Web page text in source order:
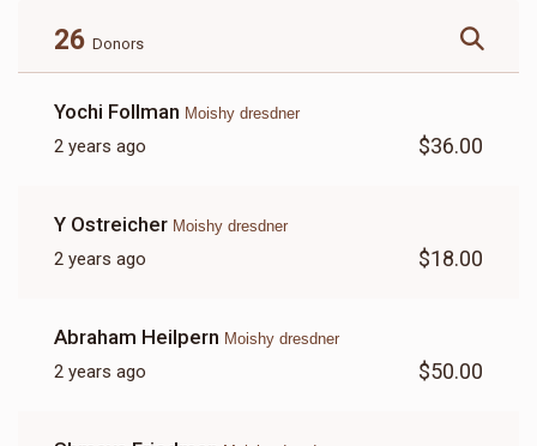
26 Donors
Yochi Follman Moishy dresdner
2 years ago $36.00
Y Ostreicher Moishy dresdner
2 years ago $18.00
Abraham Heilpern Moishy dresdner
2 years ago $50.00